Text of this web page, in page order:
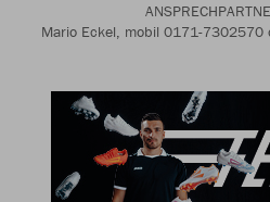
Mario Eckel, mobil 0171-7302570